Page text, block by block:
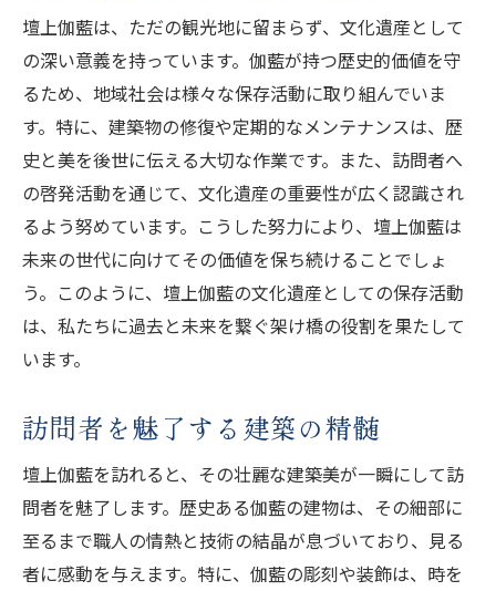
壇上伽藍は、ただの観光地に留まらず、文化遺産として
の深い意義を持っています。伽藍が持つ歴史的価値を守
るため、地域社会は様々な保存活動に取り組んでいま
す。特に、建築物の修復や定期的なメンテナンスは、歴
史と美を後世に伝える大切な作業です。また、訪問者へ
の啓発活動を通じて、文化遺産の重要性が広く認識され
るよう努めています。こうした努力により、壇上伽藍は
未来の世代に向けてその価値を保ち続けることでしょ
う。このように、壇上伽藍の文化遺産としての保存活動
は、私たちに過去と未来を繋ぐ架け橋の役割を果たして
います。
訪問者を魅了する建築の精髄
壇上伽藍を訪れると、その壮麗な建築美が一瞬にして訪
問者を魅了します。歴史ある伽藍の建物は、その細部に
至るまで職人の情熱と技術の結晶が息づいており、見る
者に感動を与えます。特に、伽藍の彫刻や装飾は、時を